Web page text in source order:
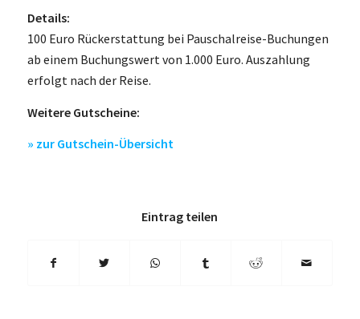
Details:
100 Euro Rückerstattung bei Pauschalreise-Buchungen
ab einem Buchungswert von 1.000 Euro. Auszahlung
erfolgt nach der Reise.
Weitere Gutscheine:
» zur Gutschein-Übersicht
Eintrag teilen